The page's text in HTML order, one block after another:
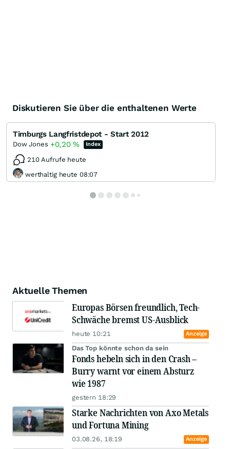
Diskutieren Sie über die enthaltenen Werte
Timburgs Langfristdepot - Start 2012
Dow Jones +0,20% Index
210 Aufrufe heute
werthaltig heute 08:07
Aktuelle Themen
Europas Börsen freundlich, Tech-
Schwäche bremst US-Ausblick
heute 10:21 Anzeige
Das Top könnte schon da sein
Fonds hebeln sich in den Crash –
Burry warnt vor einem Absturz
wie 1987
gestern 18:29
Starke Nachrichten von Axo Metals
und Fortuna Mining
03.08.26, 18:19 Anzeige